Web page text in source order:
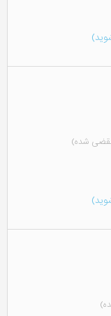
شده)